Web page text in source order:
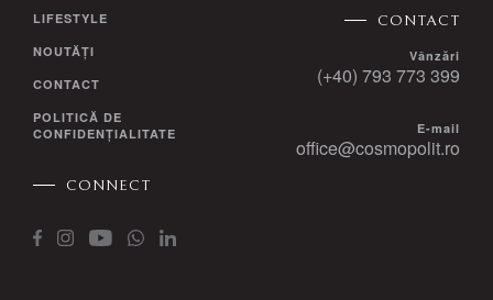
LIFESTYLE
NOUTĂȚI
CONTACT
POLITICĂ DE
CONFIDENȚIALITATE
CONNECT
CONTACT
Vânzări
(+40) 793 773 399
E-mail
office@cosmopolit.ro